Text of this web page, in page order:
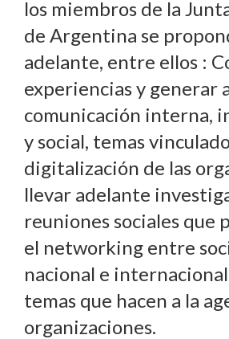
los miembros de la
de Argentina se
adelante, entre ellos :
experiencias y generar
comunicación interna,
y social, temas
digitalización de las
llevar adelante
reuniones sociales que
el networking entre
nacional e
temas que hacen a la
organizaciones.